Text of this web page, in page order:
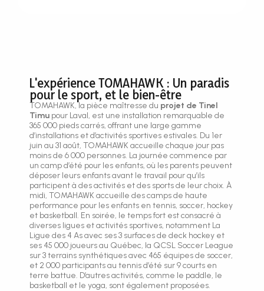
L'expérience TOMAHAWK : Un paradis
pour le sport, et le bien-être
TOMAHAWK, la pièce maîtresse du projet de Tinel
Timu pour Laval, est une installation remarquable de
365 000 pieds carrés, offrant une large gamme
d’installations et d’activités sportives estivales. Du 1er
juin au 31 août, TOMAHAWK accueille chaque jour pas
moins de 6 000 personnes. La journée commence par
un camp d’été pour les enfants, où les parents peuvent
déposer leurs enfants avant le travail pour qu’ils
participent à des activités et des sports de leur choix. À
midi, TOMAHAWK accueille des camps de haute
performance pour les enfants en tennis, soccer, hockey
et basketball. En soirée, le temps fort est consacré à
diverses ligues et activités sportives, notamment La
Ligue des 4 As avec ses 3 surfaces de deck hockey et
ses 45 000 joueurs au Québec, la QCSL Soccer League
sur 3 terrains synthétiques avec 465 équipes de soccer,
et 2 000 participants au tennis d’été sur 9 courts en
terre battue. D’autres activités, comme le paddle, le
basketball et le yoga, sont également proposées.